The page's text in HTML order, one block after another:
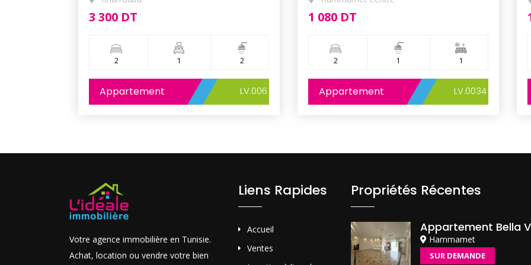
3 300 DT
2 1 2
Appartement LV.006
1 080 DT
2 1 1
Appartement LV.0034
Votre agence immobilière en Tunisie.
Achat, location ou vendre votre bien
Liens Rapides
Accueil
Ventes
Propriétés Récentes
Appartement Bella
Hammamet
SUR DEMANDE